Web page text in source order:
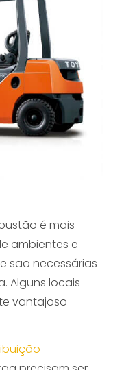
é mais
ambientes e
são necessárias
Alguns locais
vantajoso